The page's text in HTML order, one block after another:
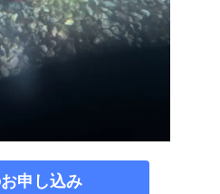
申し込み